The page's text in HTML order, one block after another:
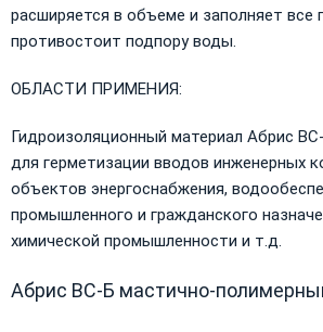
расширяется в объеме и заполняет все
противостоит подпору воды.
ОБЛАСТИ ПРИМЕНИЯ:
Гидроизоляционный материал Абрис
для герметизации вводов инженерных
объектов энергоснабжения,
промышленного и гражданского
химической промышленности и т.д.
Абрис ВС-Б мастично-